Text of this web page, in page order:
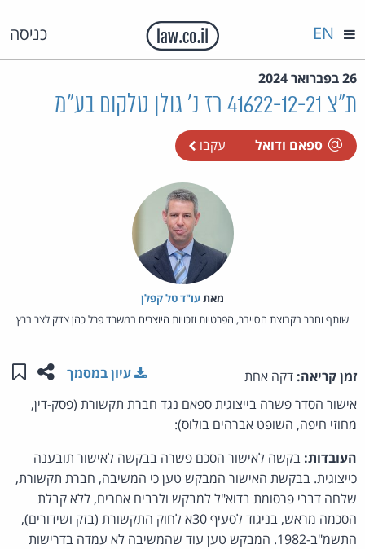
כניסה EN
26 בפברואר 2024
ת"צ 41622-12-21 רז נ' גולן טלקום בע"מ
ספאם ודואל עקבו
מאת‏עו"ד טל קפלן
שותף וחבר בקבוצת הסייבר, הפרטיות וזכויות היוצרים במשרד פרל כהן צדק לצר ברץ
זמן קריאה: דקה אחת שתפו
עיון במסמך
אישור הסדר פשרה בייצוגית ספאם נגד חברת תקשורת (פסק-דין,
מחוזי חיפה, השופט אברהים בולוס):
העובדות: בקשה לאישור הסכם פשרה בבקשה לאישור תובענה
כייצוגית. בבקשת האישור המבקש טען כי המשיבה, חברת תקשורת,
שלחה דברי פרסומת בדוא"ל למבקש ולרבים אחרים, ללא קבלת
הסכמה מראש, בניגוד לסעיף 30א לחוק התקשורת (בזק ושידורים),
התשמ"ב-1982. המבקש טען עוד שהמשיבה לא עמדה בדרישות